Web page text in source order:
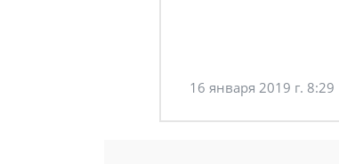
16 января 2019 г. 8:29